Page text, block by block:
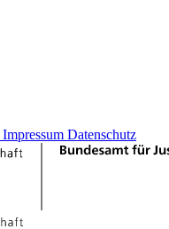
Impressum Datenschutz